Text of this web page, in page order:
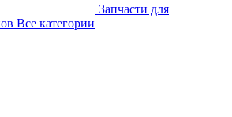
Запчасти для
Все категории